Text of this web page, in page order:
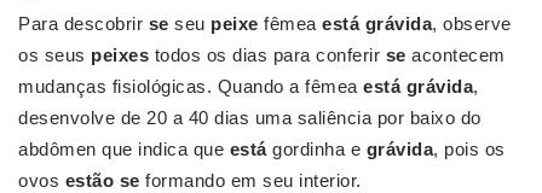
Para descobrir se seu peixe fêmea está grávida, observe
os seus peixes todos os dias para conferir se acontecem
mudanças fisiológicas. Quando a fêmea está grávida,
desenvolve de 20 a 40 dias uma saliência por baixo do
abdômen que indica que estágordinha e grávida, pois os
ovos estão se formando em seu interior.